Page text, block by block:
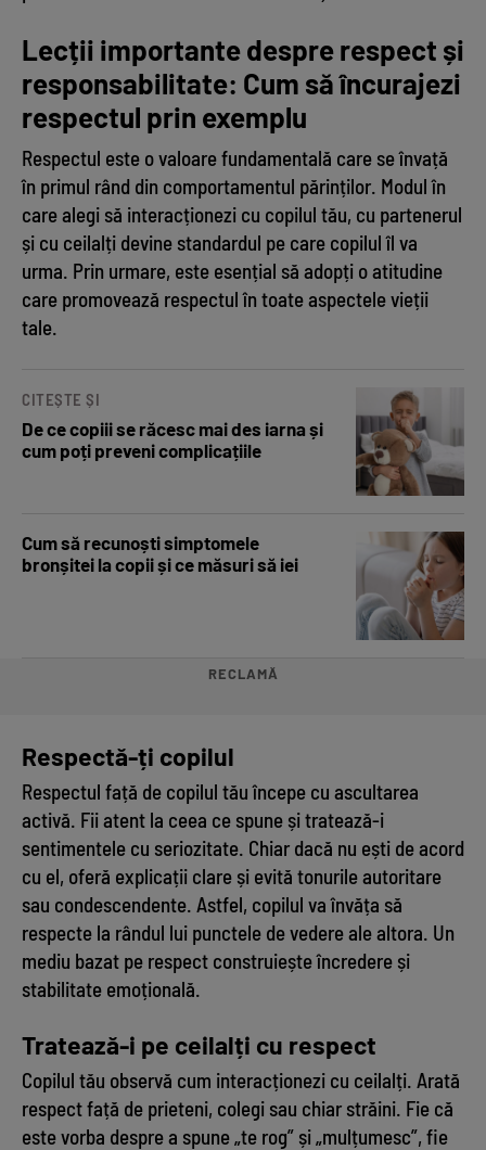
Lecții importante despre respect și
responsabilitate: Cum să încurajezi
respectul prin exemplu
Respectul este o valoare fundamentală care se învață
în primul rând din comportamentul părinților. Modul în
care alegi să interacționezi cu copilul tău, cu partenerul
și cu ceilalți devine standardul pe care copilul îl va
urma. Prin urmare, este esențial să adopți o atitudine
care promovează respectul în toate aspectele vieții
tale.
CITEȘTE ȘI
De ce copiii se răcesc mai des iarna și
cum poți preveni complicațiile
Cum să recunoști simptomele
bronșitei la copii și ce măsuri să iei
RECLAMĂ
Respectă-ți copilul
Respectul față de copilul tău începe cu ascultarea
activă. Fii atent la ceea ce spune și tratează-i
sentimentele cu seriozitate. Chiar dacă nu ești de acord
cu el, oferă explicații clare și evită tonurile autoritare
sau condescendente. Astfel, copilul va învăța să
respecte la rândul lui punctele de vedere ale altora. Un
mediu bazat pe respect construiește încredere și
stabilitate emoțională.
Tratează-i pe ceilalți cu respect
Copilul tău observă cum interacționezi cu ceilalți. Arată
respect față de prieteni, colegi sau chiar străini. Fie că
este vorba despre a spune „te rog” și „mulțumesc”, fie